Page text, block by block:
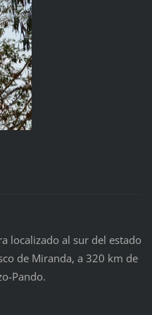
localizado al sur del estado
de Miranda, a 320 km de
Pando.